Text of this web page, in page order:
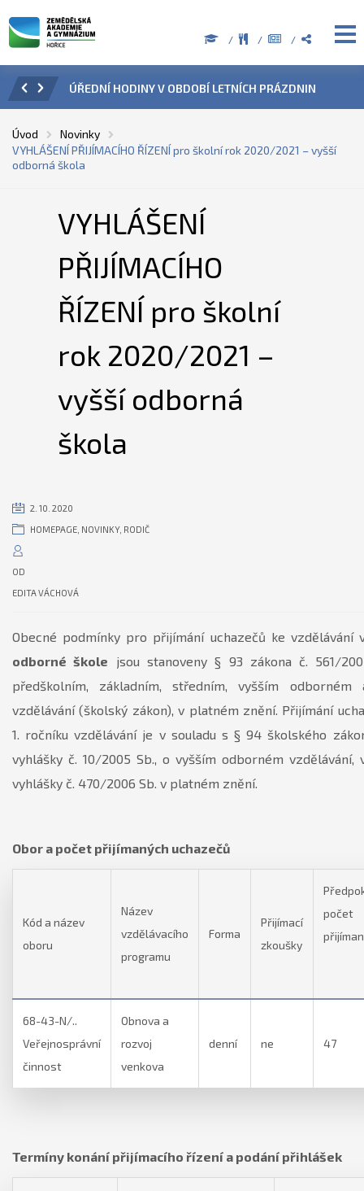
ÚŘEDNÍ HODINY V OBDOBÍ LETNÍCH PRÁZDNIN
Úvod
Novinky
VYHLÁŠENÍ PŘIJÍMACÍHO ŘÍZENÍ pro školní rok 2020/2021 – vyšší
odborná škola
VYHLÁŠENÍ
PŘIJÍMACÍHO
ŘÍZENÍ pro školní
rok 2020/2021 –
vyšší odborná
škola
2. 10. 2020
HOMEPAGE NOVINKY, RODIČ
OD
EDITA VÁCHOVÁ
Obecné podmínky pro přijímání uchazečů ke vzdělávání
odborné škole jsou stanoveny § 93 zákona č. 561/
předškolním, základním, středním, vyšším odborném
vzdělávání (školský zákon), v platném znění. Přijímání
1. ročníku vzdělávání je v souladu s § 94 školského
vyhlášky č. 10/2005 Sb., o vyšším odborném vzdělávání,
vyhlášky č. 470/2006 Sb. v platném znění.
Obor a počet přijímaných uchazečů
Kód a název
oboru
Název
vzdělávacího
programu
Forma
Přijímací
zkoušky
počet
68-43-N/..
Veřejnosprávní
činnost
Obnova a
rozvoj
venkova
denní ne 47
Termíny konání přijímacího řízení a podání přihlášek